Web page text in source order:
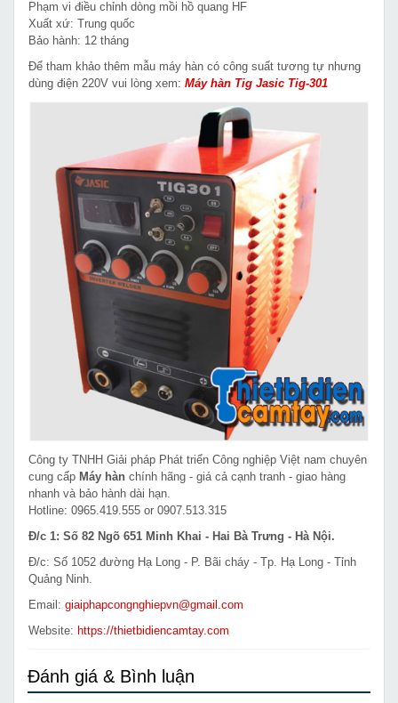
Phạm vi điều chỉnh dòng mồi hồ quang HF
Xuất xứ: Trung quốc
Bảo hành: 12 tháng
Để tham khảo thêm mẫu máy hàn có công suất tương tự nhưng
dùng điện 220V vui lòng xem: Máy hàn Tig Jasic Tig-301
Công ty TNHH Giải pháp Phát triển Công nghiệp Việt nam chuyên
cung cấp Máy hàn chính hãng - giá cả cạnh tranh - giao hàng
nhanh và bảo hành dài hạn.
Hotline: 0965.419.555 or 0907.513.315
Đ/c 1: Số 82 Ngõ 651 Minh Khai - Hai Bà Trưng - Hà Nội.
Đ/c: Số 1052 đường Hạ Long - P. Bãi cháy - Tp. Hạ Long - Tỉnh
Quảng Ninh.
Email: giaiphapcongnghiepvn@gmail.com
Website: https://thietbidiencamtay.com
Đánh giá & Bình luận